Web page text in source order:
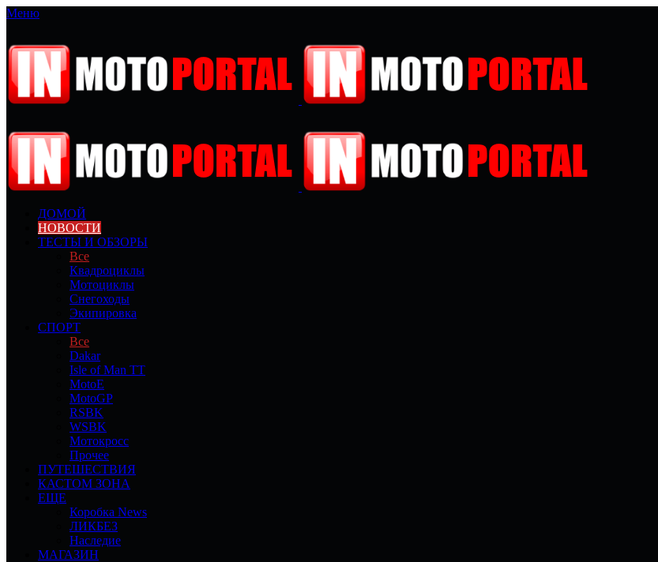
Меню
ДОМОЙ
НОВОСТИ
ТЕСТЫ И ОБЗОРЫ
Все
Квадроциклы
Мотоциклы
Снегоходы
Экипировка
СПОРТ
Все
Dakar
Isle of Man TT
MotoE
MotoGP
RSBK
WSBK
Мотокросс
Прочее
ПУТЕШЕСТВИЯ
КАСТОМ ЗОНА
ЕЩЕ
Коробка News
ЛИКБЕЗ
Наследие
МАГАЗИН